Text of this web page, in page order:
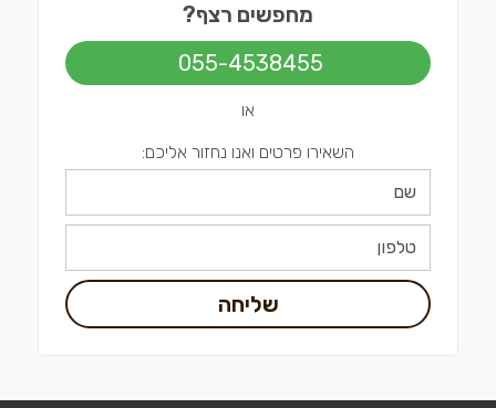
מחפשים רצף?
055-4538455
או
השאירו פרטים ואנו נחזור אליכם:
שליחה